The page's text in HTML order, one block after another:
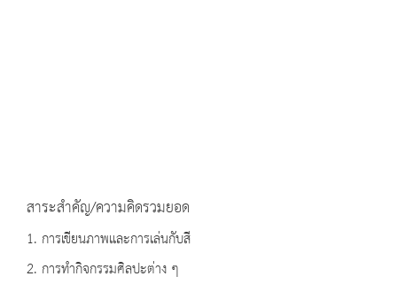
สาระสำคัญ/ความคิดรวมยอด
1. การเขียนภาพและการเล่นกับสี
2. การทำกิจกรรมศิลปะต่าง ๆ